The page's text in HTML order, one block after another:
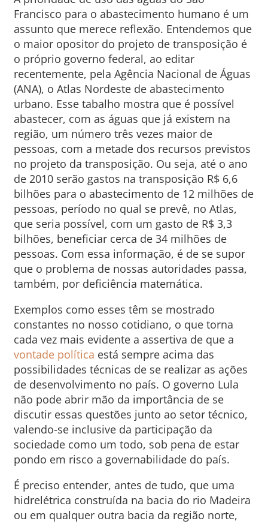
Francisco para o abastecimento humano é um
assunto que merece reflexão. Entendemos que
o maior opositor do projeto de transposição é
o próprio governo federal, ao editar
recentemente, pela Agência Nacional de Águas
(ANA), o Atlas Nordeste de abastecimento
urbano. Esse tabalho mostra que é possível
abastecer, com as águas que já existem na
região, um número três vezes maior de
pessoas, com a metade dos recursos previstos
no projeto da transposição. Ou seja, até o ano
de 2010 serão gastos na transposição R$ 6,6
bilhões para o abastecimento de 12 milhões de
pessoas, período no qual se prevê, no Atlas,
que seria possível, com um gasto de R$ 3,3
bilhões, beneficiar cerca de 34 milhões de
pessoas. Com essa informação, é de se supor
que o problema de nossas autoridades passa,
também, por deficiência matemática.
Exemplos como esses têm se mostrado
constantes no nosso cotidiano, o que torna
cada vez mais evidente a assertiva de que a
vontade política está sempre acima das
possibilidades técnicas de se realizar as ações
de desenvolvimento no país. O governo Lula
não pode abrir mão da importância de se
discutir essas questões junto ao setor técnico,
valendo-se inclusive da participação da
sociedade como um todo, sob pena de estar
pondo em risco a governabilidade do país.
É preciso entender, antes de tudo, que uma
hidrelétrica construída na bacia do rio Madeira
ou em qualquer outra bacia da região norte,